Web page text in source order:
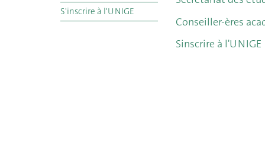
S'inscrire à l'UNIGE
Conseiller-ères
Sinscrire à l'UNIGE